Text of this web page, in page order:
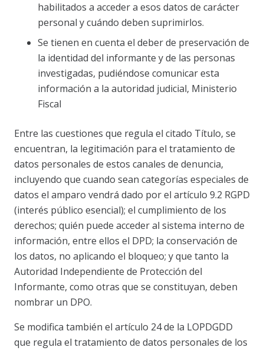
habilitados a acceder a esos datos de carácter
personal y cuándo deben suprimirlos.
Se tienen en cuenta el deber de preservación de
la identidad del informante y de las personas
investigadas, pudiéndose comunicar esta
información a la autoridad judicial, Ministerio
Fiscal
Entre las cuestiones que regula el citado Título, se
encuentran, la legitimación para el tratamiento de
datos personales de estos canales de denuncia,
incluyendo que cuando sean categorías especiales de
datos el amparo vendrá dado por el artículo 9.2 RGPD
(interés público esencial); el cumplimiento de los
derechos; quién puede acceder al sistema interno de
información, entre ellos el DPD; la conservación de
los datos, no aplicando el bloqueo; y que tanto la
Autoridad Independiente de Protección del
Informante, como otras que se constituyan, deben
nombrar un DPO.
Se modifica también el artículo 24 de la LOPDGDD
que regula el tratamiento de datos personales de los